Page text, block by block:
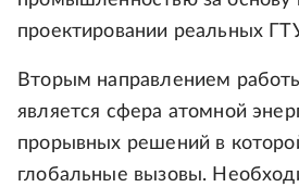
проектировании реальных
Вторым направлением
является сфера атомной
прорывных решений в
глобальные вызовы.